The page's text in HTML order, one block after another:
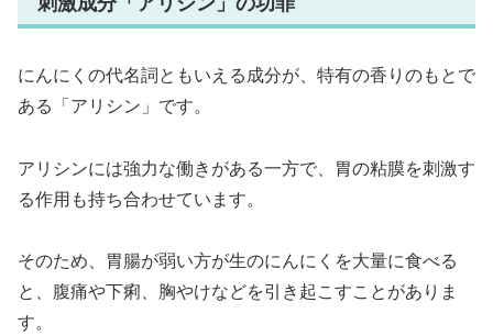
にんにくの代名詞ともいえる成分が、特有の香りのもとで
ある「アリシン」です。
アリシンには強力な働きがある一方で、胃の粘膜を刺激す
る作用も持ち合わせています。
そのため、胃腸が弱い方が生のにんにくを大量に食べる
と、腹痛や下痢、胸やけなどを引き起こすことがありま
す。